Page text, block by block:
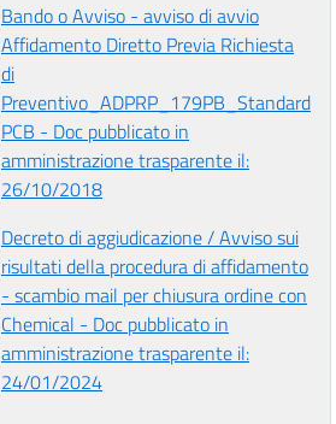
Bando o Avviso - avviso di avvio
Affidamento Diretto Previa Richiesta
di
Preventivo_ADPRP_179PB_Standard
PCB - Doc pubblicato in
amministrazione trasparente il:
26/10/2018
Decreto di aggiudicazione / Avviso sui
risultati della procedura di affidamento
- scambio mail per chiusura ordine con
Chemical - Doc pubblicato in
amministrazione trasparente il:
24/01/2024